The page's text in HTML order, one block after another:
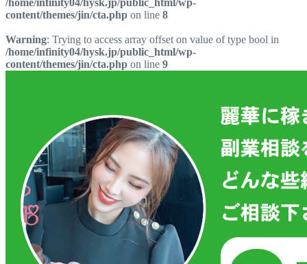
/home/infinity04/hysk.jp/public_html/wp-
content/themes/jin/cta.php on line 8
Warning: Trying to access array offset on value of type bool in
/home/infinity04/hysk.jp/public_html/wp-
content/themes/jin/cta.php on line 9